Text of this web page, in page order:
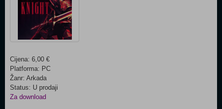
Cijena: 6,00 €
Platforma: PC
Žanr: Arkada
Status: U prodaji
Za download